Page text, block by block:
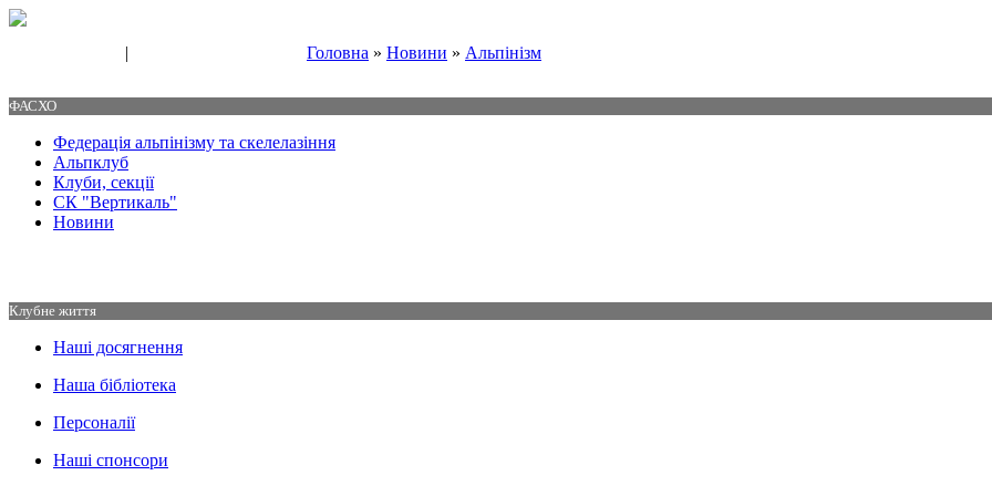
| Головна » Новини » Альпінізм
ФАСХО
Федерація альпінізму та скелелазіння
Альпклуб
Клуби, секції
СК "Вертикаль"
Новини
Клубне життя
Наші досягнення
Наша бібліотека
Персоналії
Наші спонсори